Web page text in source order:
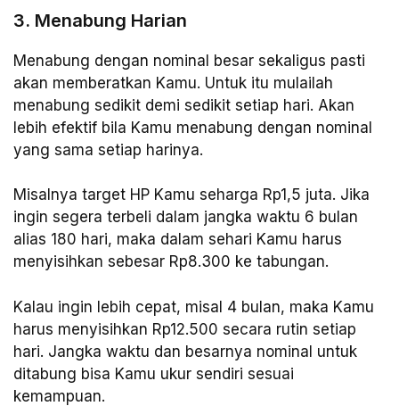
3. Menabung Harian
Menabung dengan nominal besar sekaligus pasti
akan memberatkan Kamu. Untuk itu mulailah
menabung sedikit demi sedikit setiap hari. Akan
lebih efektif bila Kamu menabung dengan nominal
yang sama setiap harinya.
Misalnya target HP Kamu seharga Rp1,5 juta. Jika
ingin segera terbeli dalam jangka waktu 6 bulan
alias 180 hari, maka dalam sehari Kamu harus
menyisihkan sebesar Rp8.300 ke tabungan.
Kalau ingin lebih cepat, misal 4 bulan, maka Kamu
harus menyisihkan Rp12.500 secara rutin setiap
hari. Jangka waktu dan besarnya nominal untuk
ditabung bisa Kamu ukur sendiri sesuai
kemampuan.